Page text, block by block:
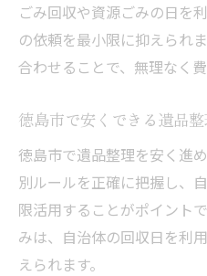
ごみ回収や資源ごみの日を
の依頼を最小限に抑えられ
合わせることで、無理なく
徳島市で安くできる遺品
徳島市で遺品整理を安く進
別ルールを正確に把握し、
限活用することがポイント
みは、自治体の回収日を利
えられます。